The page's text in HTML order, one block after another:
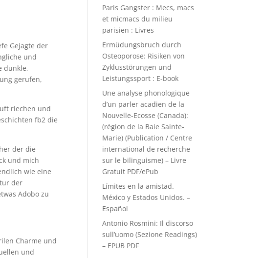
Gejagte der
und
dunkle,
gerufen,
riechen und
fb2 die
der die
und mich
wie eine
der
Adobo zu
Charme und
und
Paris Gangster : Mecs, macs
et micmacs du milieu
parisien : Livres
Ermüdungsbruch durch
Osteoporose: Risiken von
Zyklusstörungen und
Leistungssport : E-book
Une analyse phonologique
d’un parler acadien de la
Nouvelle-Ecosse (Canada):
(région de la Baie Sainte-
Marie) (Publication / Centre
international de recherche
sur le bilinguisme) – Livre
Gratuit PDF/ePub
Límites en la amistad.
México y Estados Unidos. –
Español
Antonio Rosmini: Il discorso
sull’uomo (Sezione Readings)
– EPUB PDF